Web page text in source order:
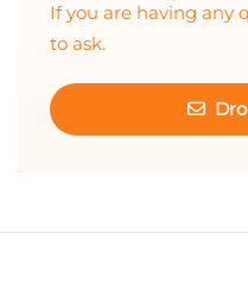
If you are having any
to ask.